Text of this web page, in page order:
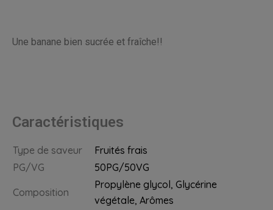
Une banane bien sucrée et fraîche!!
Caractéristiques
Type de saveur
Fruités frais
PG/VG
50PG/50VG
Composition
Propylène glycol, Glycérine
végétale, Arômes